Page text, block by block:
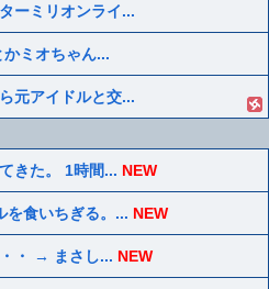
ーミリオンライ...
ミオちゃん...
元アイドルと交...
きた。 1時間... NEW
を食いちぎる。... NEW
・ → まさし... NEW